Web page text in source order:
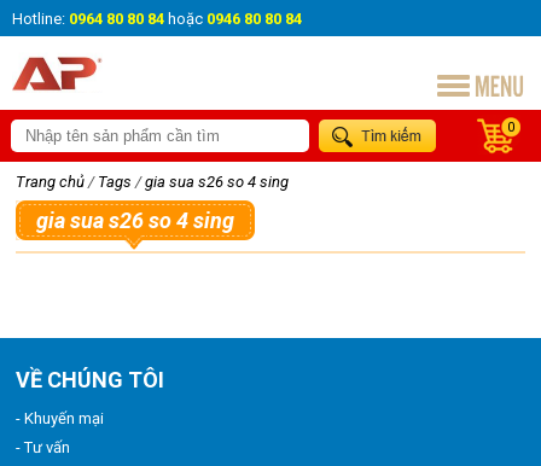
Hotline: 0964 80 80 84 hoặc 0946 80 80 84
0
Trang chủ / Tags / gia sua s26 so 4 sing
gia sua s26 so 4 sing
VỀ CHÚNG TÔI
- Khuyến mại
- Tư vấn